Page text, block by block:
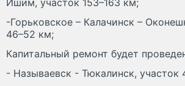
Ишим, участок 153–163 км;
-Горьковское – Калачинск –
46–52 км;
Капитальный ремонт будет
- Называевск - Тюкалинск, участок